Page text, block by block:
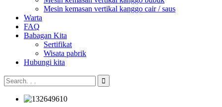
Mesin kemasan vertikal kanggo cair / saus
Warta
FAQ
Babagan Kita
Sertifikat
Wisata pabrik
Hubungi kita